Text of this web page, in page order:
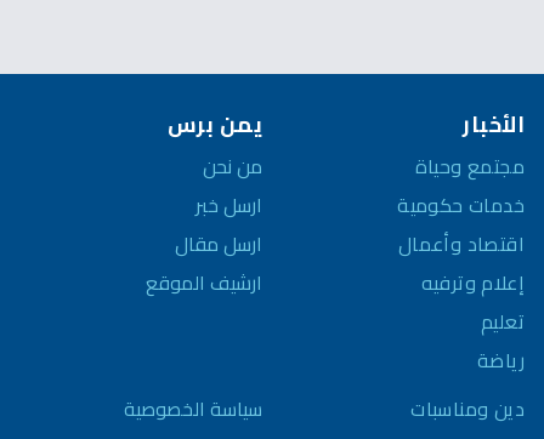
الأخبار
مجتمع وحياة
خدمات حكومية
اقتصاد وأعمال
إعلام وترفيه
تعليم
رياضة
دين ومناسبات
يمن برس
من نحن
ارسل خبر
ارسل مقال
ارشيف الموقع
سياسة الخصوصية